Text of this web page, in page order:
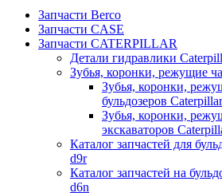
Запчасти Berco
Запчасти CASE
Запчасти CATERPILLAR
Детали гидравлики
Зубья, коронки, режущие
Зубья, коронки,
бульдозеров Caterpillar
Зубья, коронки,
экскаваторов
Каталог запчастей для
d9r
Каталог запчастей на
d6n